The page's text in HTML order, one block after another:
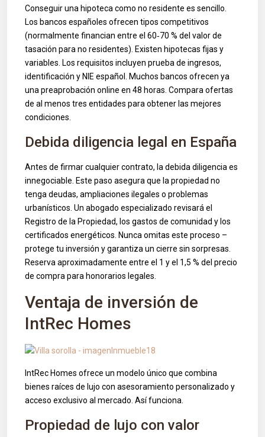
Conseguir una hipoteca como no residente es sencillo.
Los bancos españoles ofrecen tipos competitivos
(normalmente financian entre el 60‑70 % del valor de
tasación para no residentes). Existen hipotecas fijas y
variables. Los requisitos incluyen prueba de ingresos,
identificación y NIE español. Muchos bancos ofrecen ya
una preaprobación online en 48 horas. Compara ofertas
de al menos tres entidades para obtener las mejores
condiciones.
Debida diligencia legal en España
Antes de firmar cualquier contrato, la debida diligencia es
innegociable. Este paso asegura que la propiedad no
tenga deudas, ampliaciones ilegales o problemas
urbanísticos. Un abogado especializado revisará el
Registro de la Propiedad, los gastos de comunidad y los
certificados energéticos. Nunca omitas este proceso –
protege tu inversión y garantiza un cierre sin sorpresas.
Reserva aproximadamente entre el 1 y el 1,5 % del precio
de compra para honorarios legales.
Ventaja de inversión de
IntRec Homes
IntRec Homes ofrece un modelo único que combina
bienes raíces de lujo con asesoramiento personalizado y
acceso exclusivo al mercado. Así funciona.
Propiedad de lujo con valor